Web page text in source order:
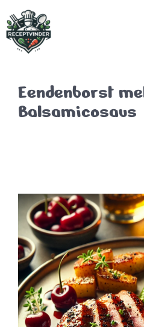
Eendenborst
Balsamicosaus